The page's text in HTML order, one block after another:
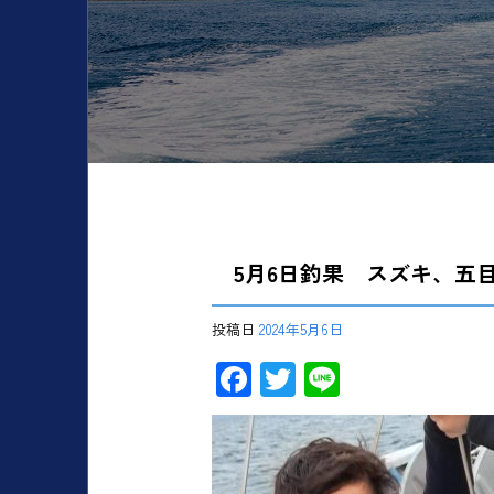
5月6日釣果 スズキ、五
投稿日 2024年5月6日
F
ac
e
T
wi
tt
ne